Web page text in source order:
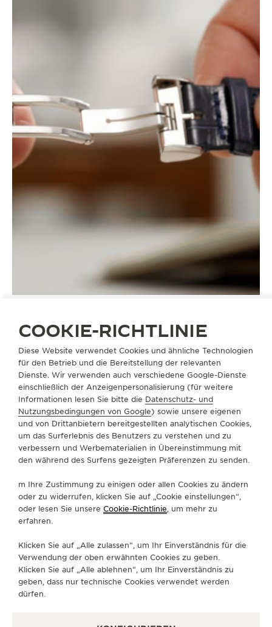
ARMBÄNDERQC07882C
FOLGEN SIE UNS
DEN NEWSLETTER ABONNIEREN
ÜBER UNS
SERVICELEISTUNGEN
COOKIE-RICHTLINIE
Diese Website verwendet Cookies und ähnliche Technologien
für den Betrieb und die Bereitstellung der relevanten
Dienste. Wir verwenden auch verschiedene Google-Dienste
einschließlich der Anzeigenpersonalisierung (für weitere
Informationen lesen Sie bitte die Datenschutz- und
Nutzungsbedingungen von Google) sowie unsere eigenen
und von Drittanbietern bereitgestellten analytischen Cookies,
um das Surferlebnis des Benutzers zu verstehen und zu
verbessern und Werbematerialien in Übereinstimmung mit
den während des Surfens gezeigten Präferenzen zu senden.
m Ihre Zustimmung zu einigen oder allen Cookies zu ändern
oder zu widerrufen, klicken Sie auf „Cookie einstellungen“,
oder lesen Sie unsere Cookie-Richtlinie, um mehr zu
erfahren.
Klicken Sie auf „Alle zulassen“, um Ihr Einverständnis für die
Verwendung der oben erwähnten Cookies zu geben.
Klicken Sie auf „Alle ablehnen“, um Ihr Einverständnis zu
geben, dass nur technische Cookies verwendet werden
dürfen.